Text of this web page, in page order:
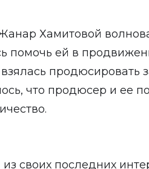
Хамитовой
помочь ей в
продюсировать
что продюсер и ее
своих последних